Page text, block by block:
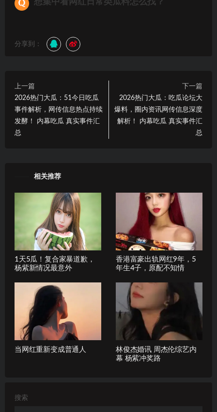
想集中看网红日常类瓜料怎么找？
分享到：
上一篇
2026热门大瓜：51今日吃瓜
事件解析，网传信息热点持续
发酵！ 内幕吃瓜 真实事件汇
总
下一篇
2026热门大瓜：吃瓜论坛大
爆料，圈内资讯网传信息深度
解析！ 内幕吃瓜 真实事件汇
总
相关推荐
1天5瓜！复合家暴道歉，
杨紫新情况最意外
香港富豪出轨网红9年，5
年生4子，原配不知情
当网红重新变成普通人
林俊杰婚讯 周杰伦综艺内
幕 杨紫冲奖路
搜索